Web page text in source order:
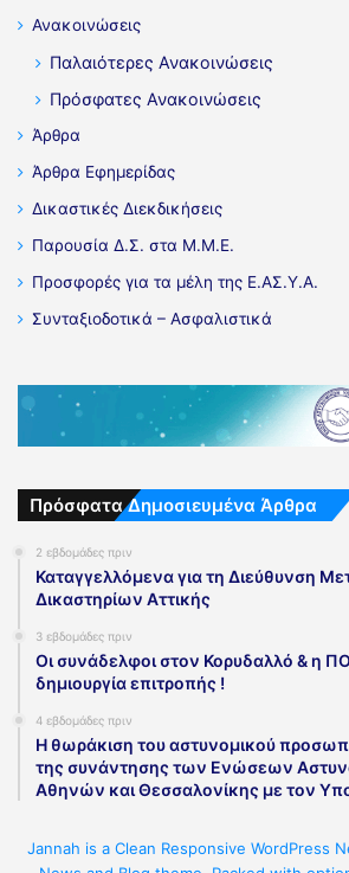
Ανακοινώσεις
Παλαιότερες Ανακοινώσεις
Πρόσφατες Ανακοινώσεις
Άρθρα
Άρθρα Εφημερίδας
Δικαστικές Διεκδικήσεις
Παρουσία Δ.Σ. στα Μ.Μ.Ε.
Προσφορές για τα μέλη της Ε.ΑΣ.Υ.Α.
Συνταξιοδοτικά – Ασφαλιστικά
Πρόσφατα Δημοσιευμένα Άρθρα
2 εβδομάδες πριν
Καταγγελλόμενα για τη Διεύθυνση
Δικαστηρίων Αττικής
3 εβδομάδες πριν
Οι συνάδελφοι στον Κορυδαλλό & η
δημιουργία επιτροπής !
4 εβδομάδες πριν
Η θωράκιση του αστυνομικού
της συνάντησης των Ενώσεων
Αθηνών και Θεσσαλονίκης με τον
Jannah is a Clean Responsive WordPress